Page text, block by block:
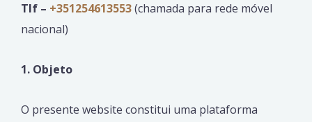
Tlf – +351254613553(chamada para rede móvel
nacional)
1. Objeto
O presente website constitui uma plataforma